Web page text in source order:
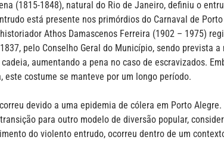
(1815-1848), natural do Rio de Janeiro, definiu o
está presente nos primórdios do Carnaval de
Athos Damascenos Ferreira (1902 – 1975)
pelo Conselho Geral do Município, sendo prevista
aumentando a pena no caso de escravizados.
este costume se manteve por um longo período.
devido a uma epidemia de cólera em Porto
para outro modelo de diversão popular,
do violento entrudo, ocorreu dentro de um